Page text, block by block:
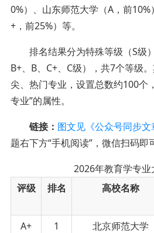
0%）、山东师范大学（A，前
+，前25%）等。
排名结果分为特殊等级（S级
B+、B、C+、C级），共7个等级
尖、热门专业，设置总数约100个
专业”的属性。
链接： 图文见《公众号同步文
题右下方“手机阅读”，微信扫码即
2026年教育学专业
评级
排名 高校名称
A+
1 北京师范大学